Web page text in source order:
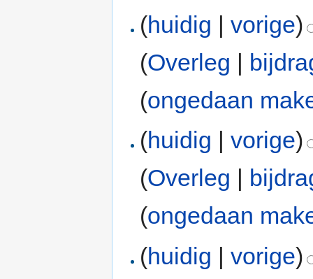
(huidig |vorige)
(Overleg |
(ongedaan
(huidig |vorige)
(Overleg
(ongedaan
(huidig |vorige)